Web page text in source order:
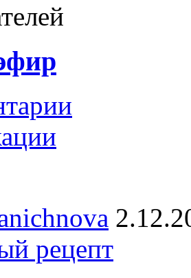
рецепт